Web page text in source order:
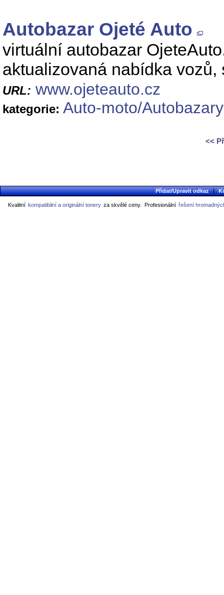
Autobazar Ojeté Auto
virtuální autobazar
aktualizovaná nabídka
URL: www.ojeteauto.cz
kategorie: Auto-moto/Autobazary
<<
Přidat/Upravit odkaz |
Kvalitní kompatibilní a originální tonery za skvělé ceny. Profesionální řešení